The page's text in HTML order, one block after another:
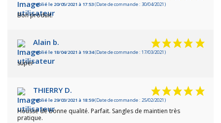
Publié le 20/05/2021 à 17:53(Date de commande : 30/04/2021)
Bon produit.
Alain b.
Publié le 18/04/2021 à 19:34(Date de commande : 17/03/2021)
super
THIERRY D.
Publié le 29/03/2021 à 18:59(Date de commande : 25/02/2021)
Housse de bonne qualité. Parfait. Sangles de maintien très
pratique.